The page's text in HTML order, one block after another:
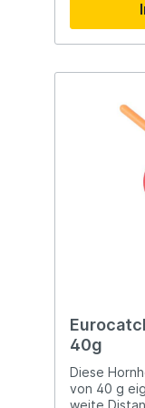
40g
Diese
von 40 g
weite